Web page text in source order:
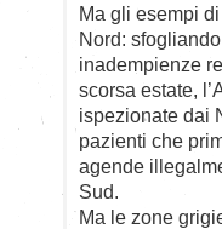
Ma gli esempi
Nord:
inadempienze
scorsa estate,
ispezionate dai
pazienti che
agende
Sud.
Ma le zone